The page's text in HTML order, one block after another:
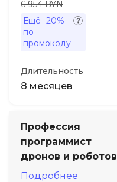
6 954 BYN
Ещё -20%
по
промокоду
Длительность
8 месяцев
Профессия
программист
дронов и роботов
Подробнее